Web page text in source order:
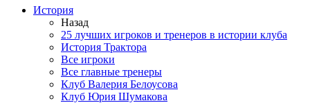
История
Назад
25 лучших игроков и тренеров в истории клуба
История Трактора
Все игроки
Все главные тренеры
Клуб Валерия Белоусова
Клуб Юрия Шумакова